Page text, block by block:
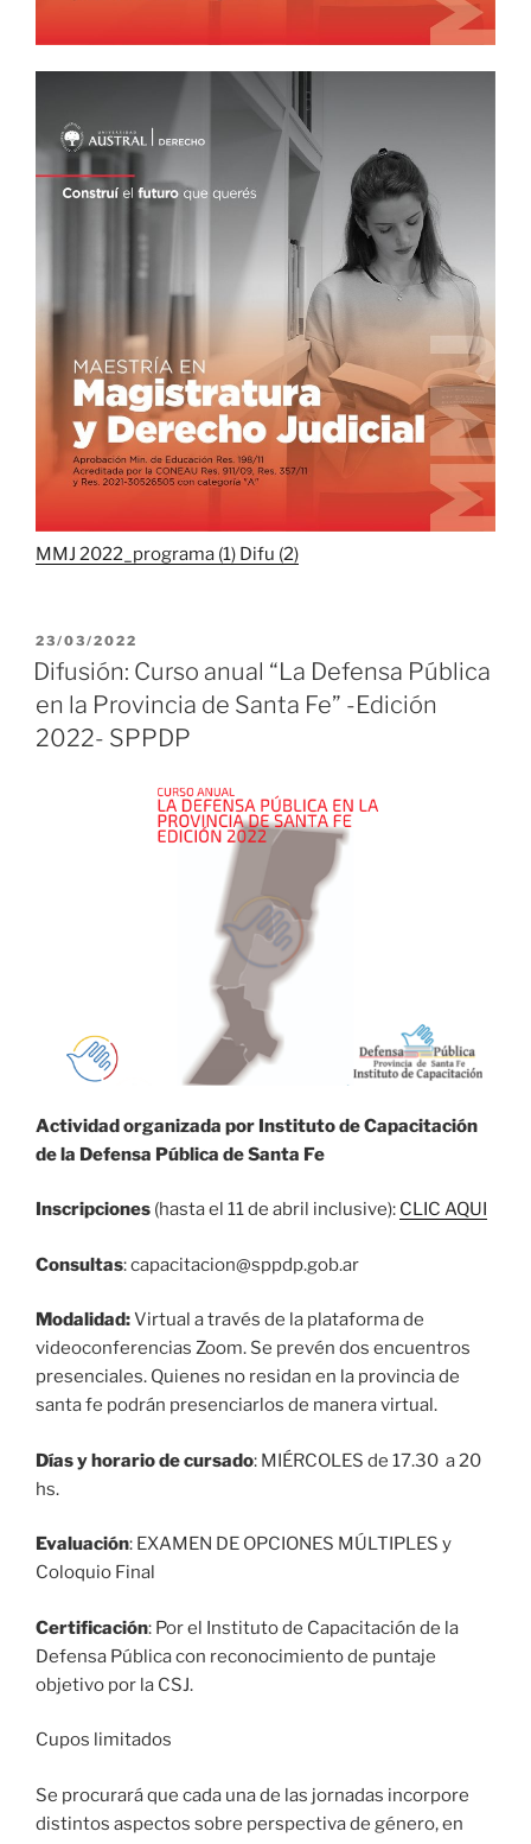
MMJ 2022_programa (1) Difu (2)
PUBLICADO
EL
23/03/2022
Difusión: Curso anual “La Defensa Pública
en la Provincia de Santa Fe” -Edición
2022- SPPDP
Actividad organizada por Instituto de Capacitación
de la Defensa Pública de Santa Fe
Inscripciones (hasta el 11 de abril inclusive): CLIC AQUI
Consultas: capacitacion@sppdp.gob.ar
Modalidad:Virtual a través de la plataforma de
videoconferencias Zoom. Se prevén dos encuentros
presenciales. Quienes no residan en la provincia de
santa fe podrán presenciarlos de manera virtual.
Días y horario de cursado: MIÉRCOLES de 17.30 a 20
hs.
Evaluación: EXAMEN DE OPCIONES MÚLTIPLES y
Coloquio Final
Certificación: Por el Instituto de Capacitación de la
Defensa Pública con reconocimiento de puntaje
objetivo por la CSJ.
Cupos limitados
Se procurará que cada una de las jornadas incorpore
distintos aspectos sobre perspectiva de género, en